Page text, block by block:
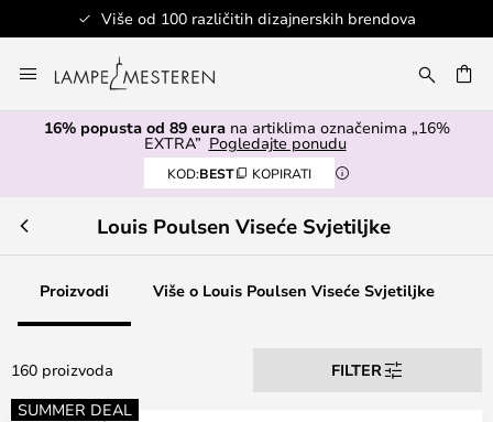
brendova Sigurno plaćanje
to
Content
16% popusta od 89 eurana artiklima označenima „16%
EXTRA” Pogledajte ponudu
KOD:BEST KOPIRATI
Louis Poulsen Viseće Svjetiljke
Proizvodi Više o Louis Poulsen Viseće Svjetiljke
160 proizvoda
FILTER
SUMMER DEAL